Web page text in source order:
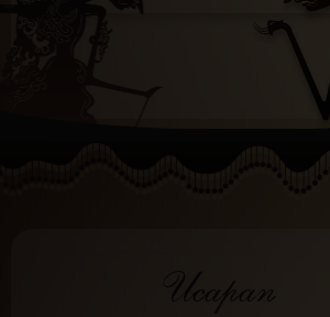
Ucapan